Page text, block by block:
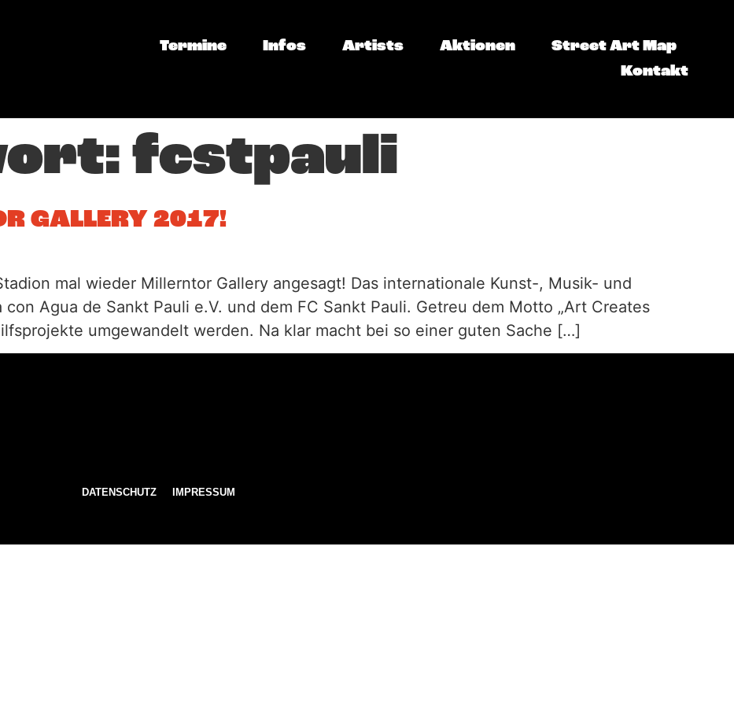
Termine Infos Artists Aktionen
Street Art Map
Kontakt
fcstpauli
GALLERY 2017!
mal wieder Millerntor Gallery angesagt! Das internationale Kunst-, Musik- und
Agua de Sankt Pauli e.V. und dem FC Sankt Pauli. Getreu dem Motto „Art Creates
umgewandelt werden. Na klar macht bei so einer guten Sache […]
DATENSCHUTZ IMPRESSUM